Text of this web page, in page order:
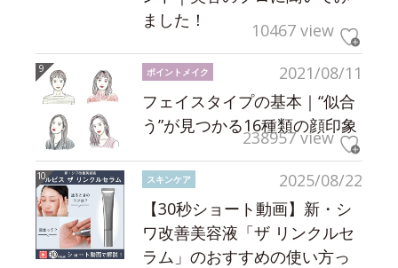
ました！
10467 view
2021/08/11
ポイントメイク
フェイスタイプの基本｜“似合
う”が見つかる16種類の顔印象
238957 view
2025/08/22
スキンケア
【30秒ショート動画】新・シ
ワ改善美容液「ザ リンクルセ
ラム」のおすすめの使い方っ